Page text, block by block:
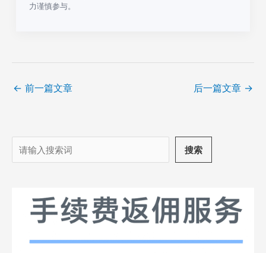
力谨慎参与。
← 前一篇文章 后一篇文章 →
搜
索
搜索